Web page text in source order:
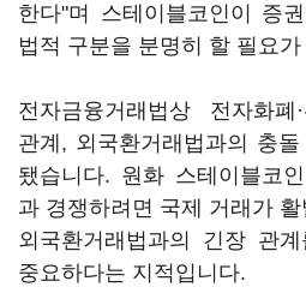
한다"며 스테이블코인이 증
법적 구분을 분명히 할 필요
전자금융거래법상 전자화폐
관계, 외국환거래법과의 충
됐습니다. 원화 스테이블코
과 경쟁하려면 국제 거래가
외국환거래법과의 긴장 관
중요하다는 지적입니다.